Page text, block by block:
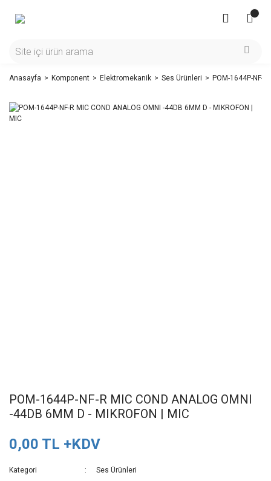
Anasayfa Komponent Elektromekanik Ses Ürünleri POM-1644P-NF-
POM-1644P-NF-R MIC COND ANALOG OMNI
-44DB 6MM D - MIKROFON | MIC
0,00 TL +KDV
Kategori
Ses Ürünleri